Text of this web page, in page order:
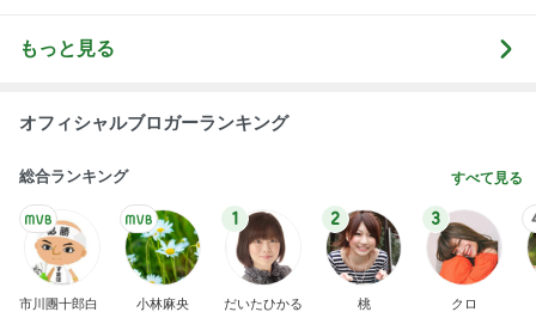
もっと見る
オフィシャルブロガーランキング
総合ランキング すべて見る
市川團十郎白
小林麻央
1
だいたひかる
2
桃
3
クロ